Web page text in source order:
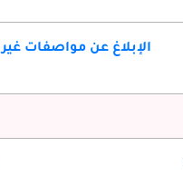
الإبلاغ عن مواصفات